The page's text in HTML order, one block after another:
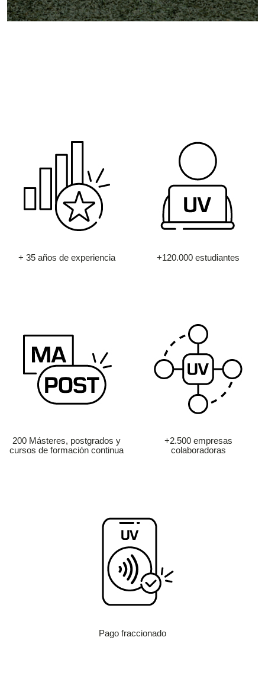
+ 35 años de experiencia +120.000 estudiantes
200 Másteres, postgrados y
cursos de formación continua
+2.500 empresas
colaboradoras
Pago fraccionado